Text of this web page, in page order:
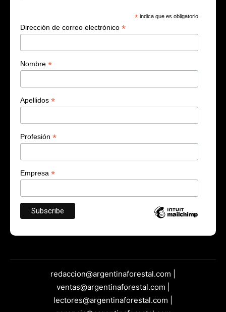
* indica que es obligatorio
Dirección de correo electrónico *
Nombre *
Apellidos *
Profesión *
Empresa *
redaccion@argentinaforestal.com |
ventas@argentinaforestal.com |
lectores@argentinaforestal.com |